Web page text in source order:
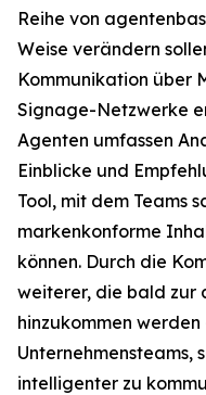
Reihe von
Weise verändern
Kommunikation über
Signage-Netzwerke
Agenten umfassen
Einblicke und
Tool, mit dem Teams
markenkonforme
können. Durch die
weiterer, die bald zur
hinzukommen
Unternehmensteams,
intelligenter zu